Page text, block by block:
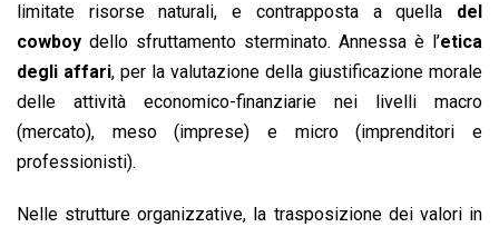
limitate risorse naturali, e contrapposta a quella del
cowboy dello sfruttamento sterminato. Annessa è l’etica
degli affari, per la valutazione della giustificazione morale
delle attività economico-finanziarie nei livelli macro
(mercato), meso (imprese) e micro (imprenditori e
professionisti).
Nelle strutture organizzative, la trasposizione dei valori in